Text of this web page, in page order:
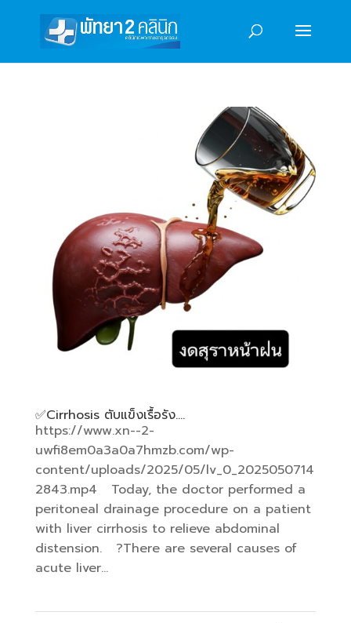
✅️Cirrhosis ตับแข็งเรื้อรัง….
https://www.xn--2-
uwfi8em0a3a0a7hmzb.com/wp-
content/uploads/2025/05/lv_0_2025050714
2843.mp4 Today, the doctor performed a
peritoneal drainage procedure on a patient
with liver cirrhosis to relieve abdominal
distension. ?There are several causes of
acute liver...